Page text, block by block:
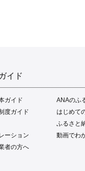
イド
ガイド
ANAのふ
度ガイド
はじめて
ふるさと
ーション
動画でわ
者の方へ